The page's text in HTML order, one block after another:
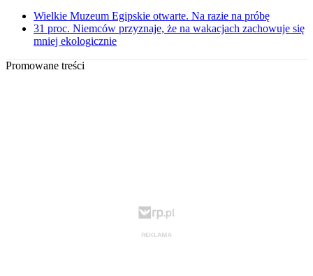
Wielkie Muzeum Egipskie otwarte. Na razie na próbę
31 proc. Niemców przyznaje, że na wakacjach zachowuje się
mniej ekologicznie
Promowane treści